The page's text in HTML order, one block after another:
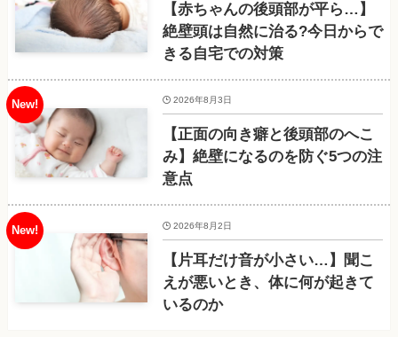
【赤ちゃんの後頭部が平ら…】
絶壁頭は自然に治る?今日からで
きる自宅での対策
【正面の向き癖と後頭部のへこ
み】絶壁になるのを防ぐ5つの注
意点
2026年8月3日
【片耳だけ音が小さい…】聞こ
えが悪いとき、体に何が起きて
いるのか
2026年8月2日